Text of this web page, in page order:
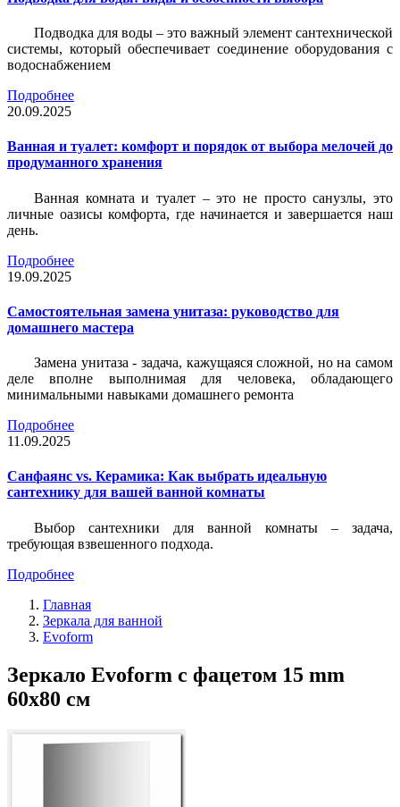
Подводка для воды – это важный элемент сантехнической
системы, который обеспечивает соединение оборудования с
водоснабжением
Подробнее
20.09.2025
Ванная и туалет: комфорт и порядок от выбора мелочей до
продуманного хранения
Ванная комната и туалет – это не просто санузлы, это
личные оазисы комфорта, где начинается и завершается наш
день.
Подробнее
19.09.2025
Самостоятельная замена унитаза: руководство для
домашнего мастера
Замена унитаза - задача, кажущаяся сложной, но на самом
деле вполне выполнимая для человека, обладающего
минимальными навыками домашнего ремонта
Подробнее
11.09.2025
Санфаянс vs. Керамика: Как выбрать идеальную
сантехнику для вашей ванной комнаты
Выбор сантехники для ванной комнаты – задача,
требующая взвешенного подхода.
Подробнее
Главная
Зеркала для ванной
Evoform
Зеркало Evoform с фацетом 15 mm
60х80 см